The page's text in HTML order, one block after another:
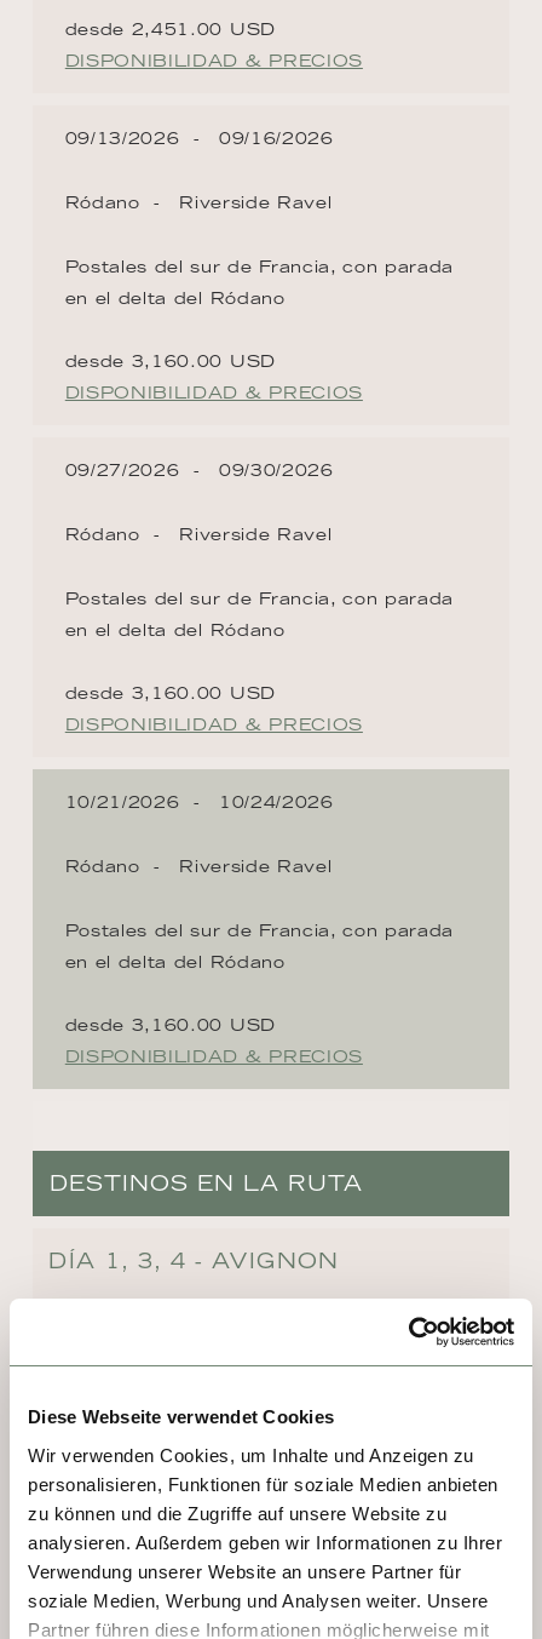
Diese Webseite verwendet Cookies
Wir verwenden Cookies, um Inhalte und Anzeigen zu
personalisieren, Funktionen für soziale Medien anbieten
zu können und die Zugriffe auf unsere Website zu
analysieren. Außerdem geben wir Informationen zu Ihrer
Verwendung unserer Website an unsere Partner für
soziale Medien, Werbung und Analysen weiter. Unsere
Partner führen diese Informationen möglicherweise mit
desde 2,451.00 USD
DISPONIBILIDAD & PRECIOS
09/13/2026 09/16/2026
Ródano Riverside Ravel
Postales del sur de Francia, con parada
en el delta del Ródano
desde 3,160.00 USD
DISPONIBILIDAD & PRECIOS
09/27/2026 09/30/2026
Ródano Riverside Ravel
Postales del sur de Francia, con parada
en el delta del Ródano
desde 3,160.00 USD
DISPONIBILIDAD & PRECIOS
10/21/2026 10/24/2026
Ródano Riverside Ravel
Postales del sur de Francia, con parada
en el delta del Ródano
desde 3,160.00 USD
DISPONIBILIDAD & PRECIOS
DESTINOS EN LA RUTA
DÍA 1, 3, 4 - AVIGNON
Es un símbolo de la ciudad. El Pont Saint-
Bénézet, que se curva sobre el Ródano, ha
mundialmente por la canción Sur le pont
d'Avignon. Quienes lo cruzan se encuentran
frente al Palacio de los Papas, uno de los
edificios medievales más grandes e
importantes de Europa. Curiosamente, su
construcción se debe a la pereza del
arzobispo de Burdeos, que evitó viajar a